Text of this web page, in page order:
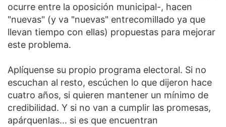
ocurre entre la oposición municipal-, hacen
"nuevas" (y va "nuevas" entrecomillado ya que
llevan tiempo con ellas) propuestas para mejorar
este problema.
Aplíquense su propio programa electoral. Si no
escuchan al resto, escúchen lo que dijeron hace
cuatro años, si quieren mantener un mínimo de
credibilidad. Y si no van a cumplir las promesas,
apárquenlas... si es que encuentran